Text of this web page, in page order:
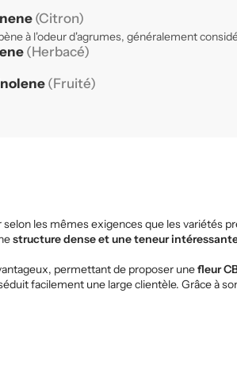
(Citron)
à l'odeur d'agrumes, généralement
(Herbacé)
(Fruité)
les mêmes exigences que les variétés
structure dense et une teneur
permettant de proposer unefleur
facilement une large clientèle. Grâce à